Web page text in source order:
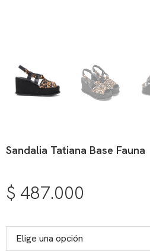
Sandalia Tatiana Base Fauna
$ 487.000